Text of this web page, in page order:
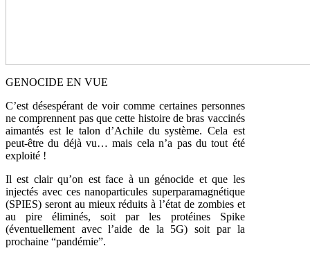
GENOCIDE EN VUE
C’est désespérant de voir comme certaines personnes
ne comprennent pas que cette histoire de bras vaccinés
aimantés est le talon d’Achile du système. Cela est
peut-être du déjà vu… mais cela n’a pas du tout été
exploité !
Il est clair qu’on est face à un génocide et que les
injectés avec ces nanoparticules superparamagnétique
(SPIES) seront au mieux réduits à l’état de zombies et
au pire éliminés, soit par les protéines Spike
(éventuellement avec l’aide de la 5G) soit par la
prochaine “pandémie”.